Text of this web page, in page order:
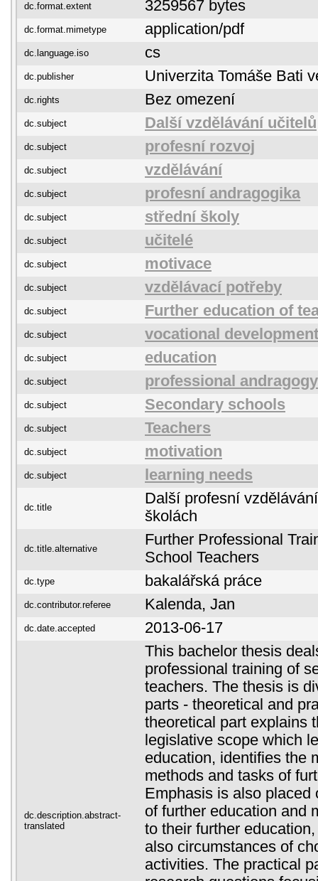
dc.format.extent 3259567 bytes
dc.format.mimetype application/pdf
dc.language.iso cs
dc.publisher Univerzita Tomáše Bati
dc.rights Bez omezení
dc.subject Další vzdělávání učitelů
dc.subject profesní rozvoj
dc.subject vzdělávání
dc.subject profesní andragogika
dc.subject střední školy
dc.subject učitelé
dc.subject motivace
dc.subject vzdělávací potřeby
dc.subject Further education of
dc.subject vocational development
dc.subject education
dc.subject professional andragogy
dc.subject Secondary schools
dc.subject Teachers
dc.subject motivation
dc.subject learning needs
dc.title
Další profesní
školách
dc.title.alternative
Further Professional
School Teachers
dc.type bakalářská práce
dc.contributor.referee Kalenda, Jan
dc.date.accepted 2013-06-17
dc.description.abstract-
translated
This bachelor thesis
professional training of
teachers. The thesis is
parts - theoretical and
theoretical part explains
legislative scope which
education, identifies the
methods and tasks of
Emphasis is also placed
of further education and
to their further
also circumstances of
activities. The practical